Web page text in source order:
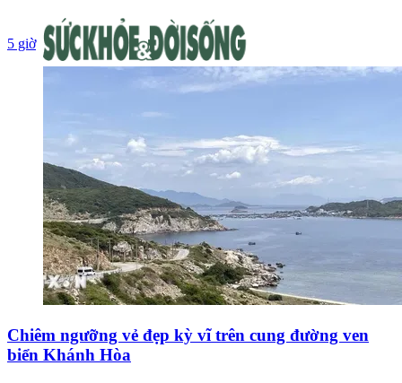
5 giờ
Chiêm ngưỡng vẻ đẹp kỳ vĩ trên cung đường ven
biển Khánh Hòa